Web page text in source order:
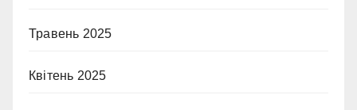
Травень 2025
Квітень 2025